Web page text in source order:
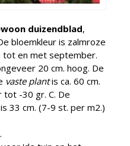
duizendblad,
bloemkleur is zalmroze
tot en met september.
20 cm. hoog. De
vaste plantis ca. 60 cm.
-30 gr. C. De
33 cm. (7-9 st. per m2.)